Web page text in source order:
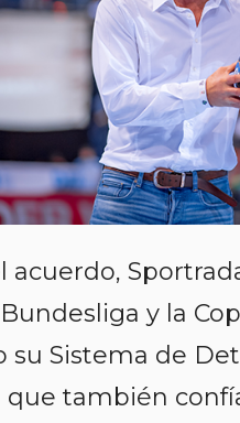
acuerdo,
y la
su Sistema de
que también